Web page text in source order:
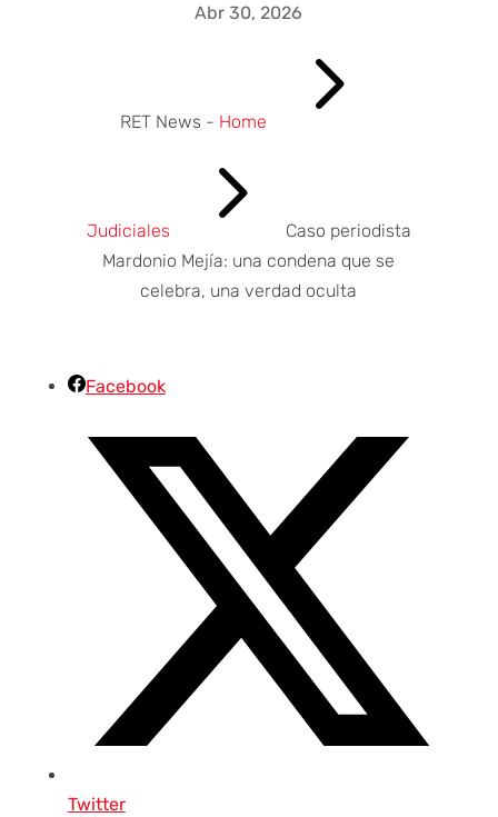
Abr 30, 2026
RET News - Home 5
Judiciales 5
Caso periodista
Mardonio Mejía: una condena que se
celebra, una verdad oculta
Facebook
Twitter